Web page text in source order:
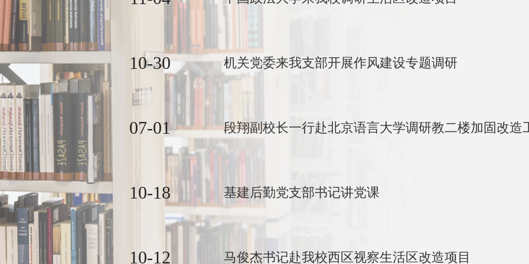
10-30 机关党委来我支部开展作风建设专题调研
07-01 段翔副校长一行赴北京语言大学调研教二楼加固改造
10-18 基建后勤党支部书记讲党课
10-12 马俊杰书记赴我校西区视察生活区改造项目